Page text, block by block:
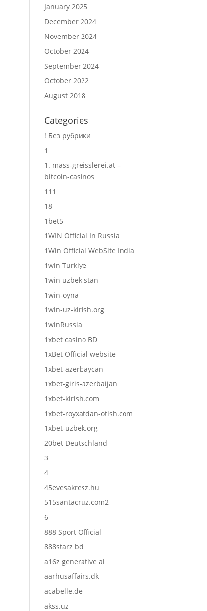
January 2025
December 2024
November 2024
October 2024
September 2024
October 2022
August 2018
Categories
! Без рубрики
1
1. mass-greisslerei.at –
bitcoin-casinos
111
18
1bet5
1WIN Official In Russia
1Win Official WebSite India
1win Turkiye
1win uzbekistan
1win-oyna
1win-uz-kirish.org
1winRussia
1xbet casino BD
1xBet Official website
1xbet-azerbaycan
1xbet-giris-azerbaijan
1xbet-kirish.com
1xbet-royxatdan-otish.com
1xbet-uzbek.org
20bet Deutschland
3
4
45evesakresz.hu
515santacruz.com2
6
888 Sport Official
888starz bd
a16z generative ai
aarhusaffairs.dk
acabelle.de
akss.uz